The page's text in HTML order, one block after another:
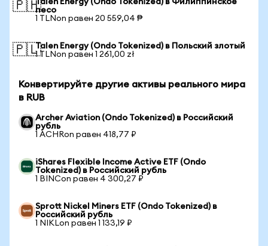
🇵🇭Talen Energy (Ondo Tokenized) в Филиппинское
песо
1 TLNon равен 20 559,04 ₱
🇵🇱Talen Energy (Ondo Tokenized) в Польский злотый
1 TLNon равен 1 261,00 zł
Конвертируйте другие активы реального мира
в RUB
Archer Aviation (Ondo Tokenized) в Российский
рубль
1 ACHRon равен 418,77 ₽
iShares Flexible Income Active ETF (Ondo
Tokenized) в Российский рубль
1 BINCon равен 4 300,27 ₽
Sprott Nickel Miners ETF (Ondo Tokenized) в
Российский рубль
1 NIKLon равен 1 133,19 ₽